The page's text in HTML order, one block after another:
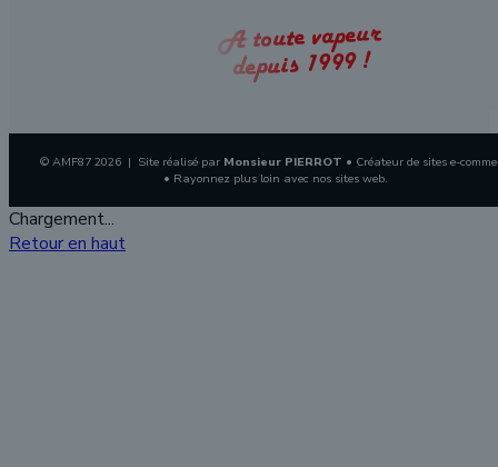
A toute vapeur
depuis 1999 !
© AMF87 2026 | Site réalisé par Monsieur PIERROT • Créateur de sites e-
• Rayonnez plus loin avec nos sites web.
Chargement...
Retour en haut